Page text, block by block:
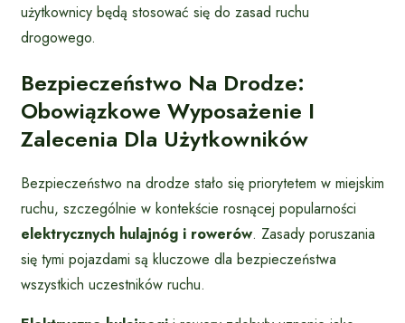
użytkownicy będą stosować się do zasad ruchu
drogowego.
Bezpieczeństwo Na Drodze:
Obowiązkowe Wyposażenie I
Zalecenia Dla Użytkowników
Bezpieczeństwo na drodze stało się priorytetem w miejskim
ruchu, szczególnie w kontekście rosnącej popularności
elektrycznych hulajnóg i rowerów. Zasady poruszania
się tymi pojazdami są kluczowe dla bezpieczeństwa
wszystkich uczestników ruchu.